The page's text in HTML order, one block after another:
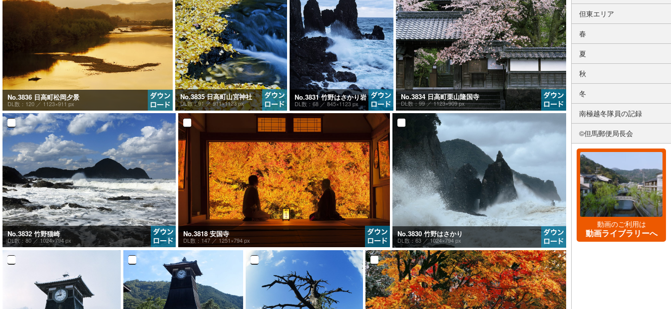
No.3836 日高町松岡夕景
DL数：120 ／ 1123×911 px
No.3835 日高町山宮神社
DL数：91 ／911×1123 px
No.3831 竹野はさかり岩
DL数：68 ／ 845×1123 px
No.3834 日高町栗山隆国寺
DL数：99 ／1123×909 px
No.3832 竹野猫崎
DL数：80 ／ 1024×794 px
No.3818 安国寺
DL数：147 ／ 1251×794 px
No.3830 竹野はさかり
DL数：63 ／1024×794 px
但東エリア
春
夏
秋
冬
南極越冬隊員の記録
©但馬郵便局長会
動画のご利用は
動画ライブラリーへ